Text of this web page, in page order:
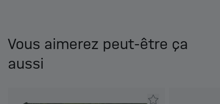
Vous aimerez peut-être ça
aussi